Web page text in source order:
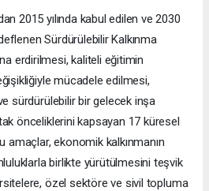
2015 yılında kabul edilen ve 2030
Sürdürülebilir Kalkınma
erdirilmesi, kaliteli eğitimin
mücadele edilmesi,
sürdürülebilir bir gelecek inşa
önceliklerini kapsayan 17 küresel
amaçlar, ekonomik kalkınmanın
birlikte yürütülmesini teşvik
özel sektöre ve sivil topluma